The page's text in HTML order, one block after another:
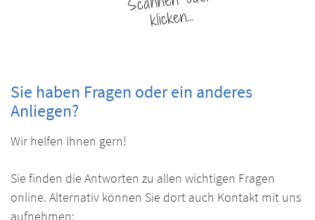
klicken…
Sie haben Fragen oder ein anderes
Anliegen?
Wir helfen Ihnen gern!
Sie finden die Antworten zu allen wichtigen Fragen
online. Alternativ können Sie dort auch Kontakt mit uns
aufnehmen: